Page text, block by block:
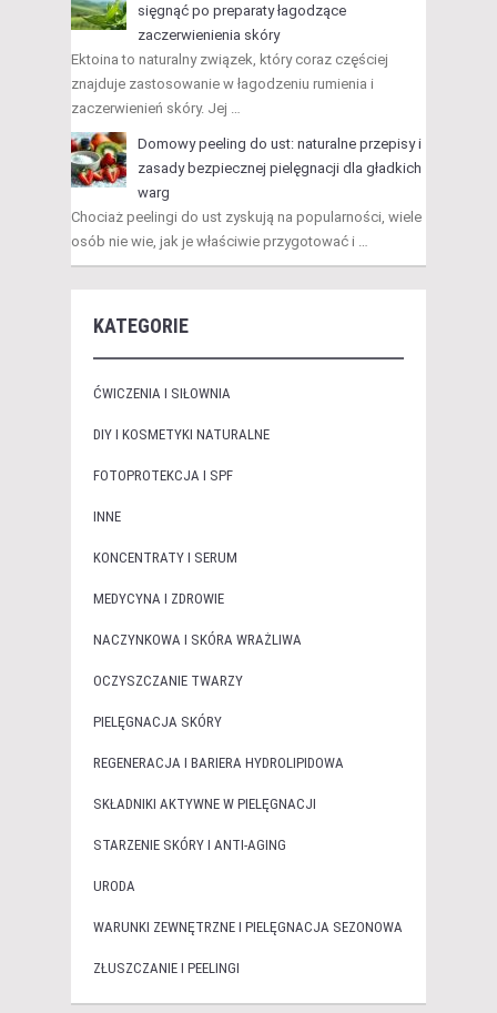
sięgnąć po preparaty łagodzące
zaczerwienienia skóry
Ektoina to naturalny związek, który coraz częściej
znajduje zastosowanie w łagodzeniu rumienia i
zaczerwienień skóry. Jej …
Domowy peeling do ust: naturalne przepisy i
zasady bezpiecznej pielęgnacji dla gładkich
warg
Chociaż peelingi do ust zyskują na popularności, wiele
osób nie wie, jak je właściwie przygotować i …
KATEGORIE
ĆWICZENIA I SIŁOWNIA
DIY I KOSMETYKI NATURALNE
FOTOPROTEKCJA I SPF
INNE
KONCENTRATY I SERUM
MEDYCYNA I ZDROWIE
NACZYNKOWA I SKÓRA WRAŻLIWA
OCZYSZCZANIE TWARZY
PIELĘGNACJA SKÓRY
REGENERACJA I BARIERA HYDROLIPIDOWA
SKŁADNIKI AKTYWNE W PIELĘGNACJI
STARZENIE SKÓRY I ANTI-AGING
URODA
WARUNKI ZEWNĘTRZNE I PIELĘGNACJA SEZONOWA
ZŁUSZCZANIE I PEELINGI